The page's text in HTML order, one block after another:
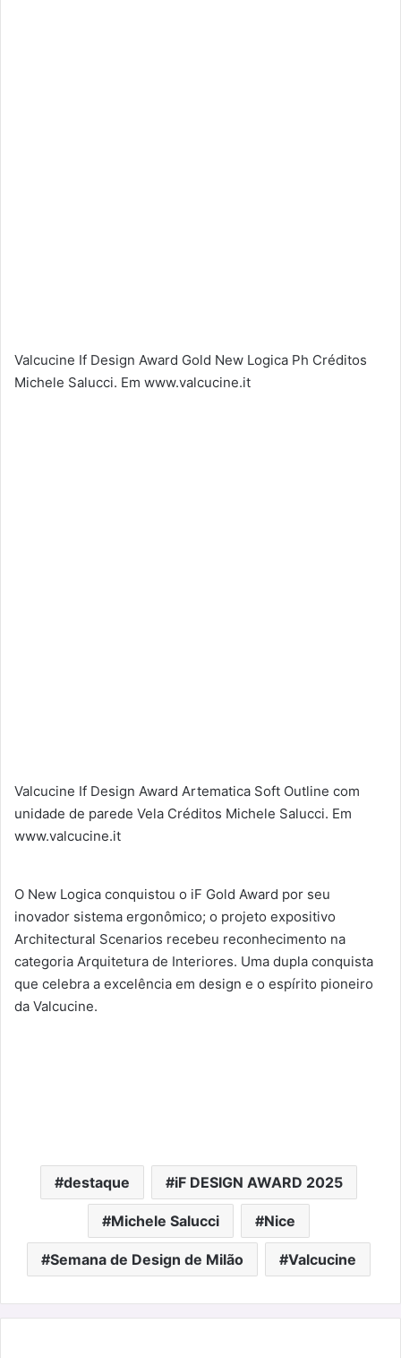
Valcucine If Design Award Gold New Logica Ph Créditos
Michele Salucci. Em www.valcucine.it
Valcucine If Design Award Artematica Soft Outline com
unidade de parede Vela Créditos Michele Salucci. Em
www.valcucine.it
O New Logica conquistou o iF Gold Award por seu
inovador sistema ergonômico; o projeto expositivo
Architectural Scenarios recebeu reconhecimento na
categoria Arquitetura de Interiores. Uma dupla conquista
que celebra a excelência em design e o espírito pioneiro
da Valcucine.
destaque iF DESIGN AWARD 2025
Michele Salucci Nice
Semana de Design de Milão Valcucine